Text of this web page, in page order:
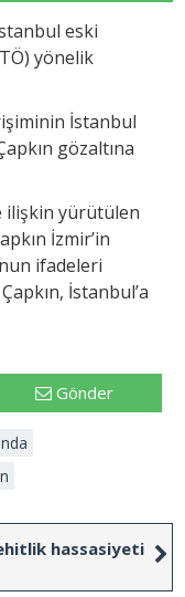
eski
yönelik
İstanbul
gözaltına
ilişkin yürütülen
İzmir’in
ifadeleri
İstanbul’a
Gönder
hassasiyeti